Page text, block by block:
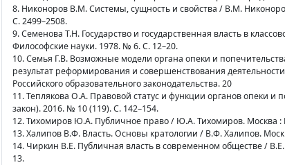
8. Никоноров В.М. Системы, сущность и свойства / В.М.
С. 2499–2508.
9. Семенова Т.Н. Государство и государственная власть в
Философские науки. 1978. № 6. С. 12–20.
10. Семья Г.В. Возможные модели органа опеки и
результат реформирования и совершенствования
Российского образовательного законодательства. 20
11. Теплякова О.А. Правовой статус и функции органов опеки и
закон). 2016. № 10 (119). С. 142–154.
12. Тихомиров Ю.А. Публичное право / Ю.А. Тихомиров. Москва :
13. Халипов В.Ф. Власть. Основы кратологии / В.Ф. Халипов.
14. Чиркин В.Е. Публичная власть в современном обществе /
13.